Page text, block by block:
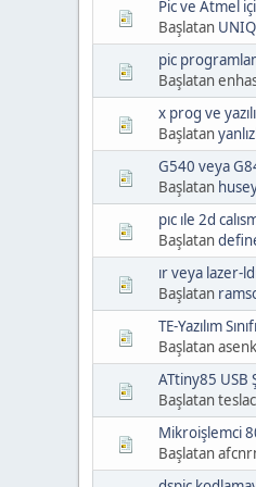
Pic ve Atmel
Başlatan
pic
Başlatan
x prog ve
Başlatan
G540 veya
Başlatan
pıc ıle 2d
Başlatan
ır veya lazer-
Başlatan
TE-Yazılım
Başlatan
ATtiny85 USB
Başlatan
Mikroişlemci
Başlatan